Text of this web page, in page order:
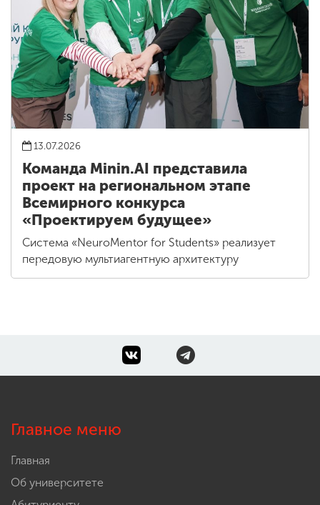
13.07.2026
Команда Minin.AI представила
проект на региональном этапе
Всемирного конкурса
«Проектируем будущее»
Система «NeuroMentor for Students» реализует
передовую мультиагентную архитектуру
Главное меню
Главная
Об университете